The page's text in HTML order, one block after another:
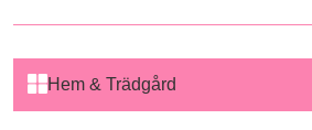
Hem & Trädgård